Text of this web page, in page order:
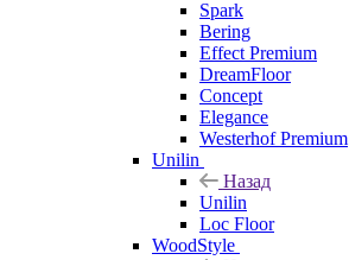
Spark
Bering
Effect Premium
DreamFloor
Concept
Elegance
Westerhof Premium
Unilin
Назад
Unilin
Loc Floor
WoodStyle